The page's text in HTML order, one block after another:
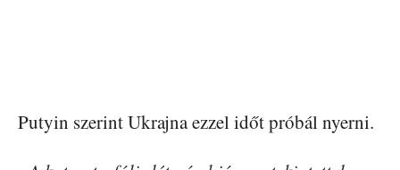
Putyin szerint Ukrajna ezzel időt próbál nyerni.